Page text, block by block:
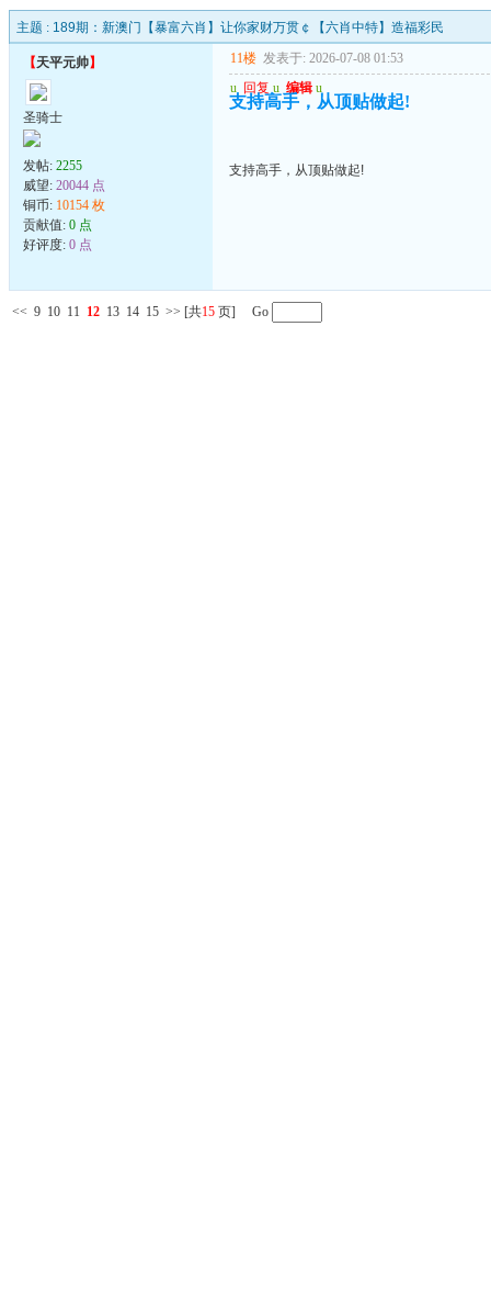
主题 : 189期：新澳门【暴富六肖】让你家财万贯￠【六肖中特】造福彩民
【天平元帅】
圣骑士
发帖: 2255
威望: 20044 点
铜币: 10154 枚
贡献值: 0 点
好评度: 0 点
11楼 发表于: 2026-07-08 01:53
u 回复 u 编辑 u
支持高手，从顶贴做起!
支持高手，从顶贴做起!
<< 9 10 11 12 13 14 15 >> [共15 页] Go